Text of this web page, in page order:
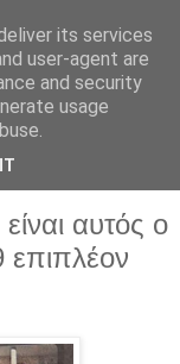
το μωρό της
αυτός ο
its services
user-agent are
and security
usage